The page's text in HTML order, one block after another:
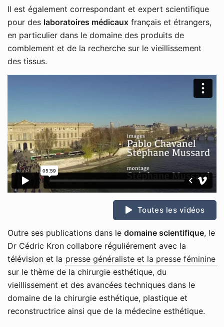
Il est également correspondant et expert scientifique
pour des laboratoires médicaux français et étrangers,
en particulier dans le domaine des produits de
comblement et de la recherche sur le vieillissement
des tissus.
Toutes les vidéos
Outre ses publications dans le domaine scientifique, le
Dr Cédric Kron collabore réguliérement avec la
télévision et la presse généraliste et la presse féminine
sur le thème de la chirurgie esthétique, du
vieillissement et des avancées techniques dans le
domaine de la chirurgie esthétique, plastique et
reconstructrice ainsi que de la médecine esthétique.